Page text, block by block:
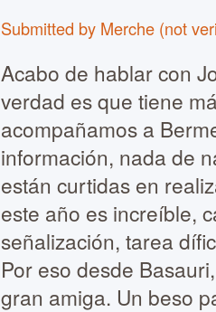
Submitted by Merche (not
Acabo de hablar con
verdad es que tiene
acompañamos a
información, nada de
están curtidas en
este año es increíble,
señalización, tarea
Por eso desde
gran amiga. Un beso